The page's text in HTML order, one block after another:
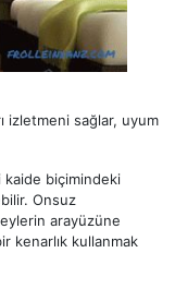
izletmeni sağlar, uyum
kaide biçimindeki
Onsuz
arayüzüne
kenarlık kullanmak